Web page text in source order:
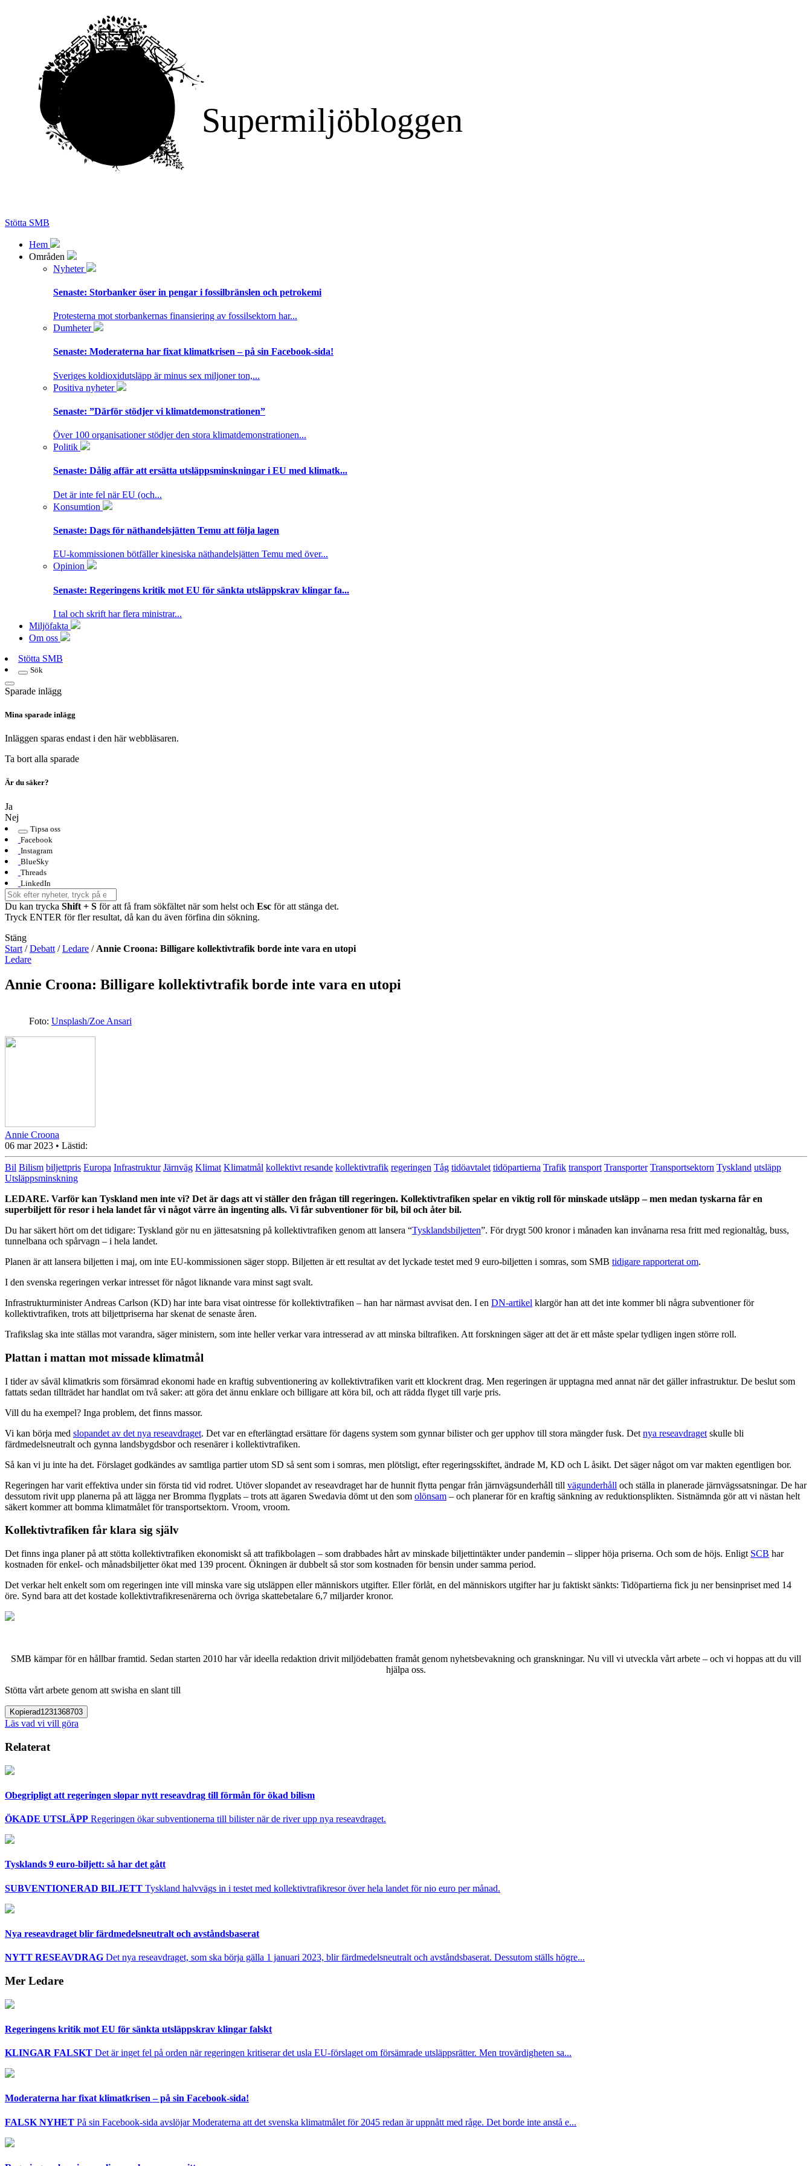
Supermiljöbloggen
Stötta SMB
Hem
Områden
Nyheter
Senaste: Storbanker öser in pengar i fossilbränslen och petrokemi
Protesterna mot storbankernas finansiering av fossilsektorn har...
Dumheter
Senaste: Moderaterna har fixat klimatkrisen – på sin Facebook-sida!
Sveriges koldioxidutsläpp är minus sex miljoner ton,...
Positiva nyheter
Senaste: ”Därför stödjer vi klimatdemonstrationen”
Över 100 organisationer stödjer den stora klimatdemonstrationen...
Politik
Senaste: Dålig affär att ersätta utsläppsminskningar i EU med klimatk...
Det är inte fel när EU (och...
Konsumtion
Senaste: Dags för näthandelsjätten Temu att följa lagen
EU-kommissionen bötfäller kinesiska näthandelsjätten Temu med över...
Opinion
Senaste: Regeringens kritik mot EU för sänkta utsläppskrav klingar fa...
I tal och skrift har flera ministrar...
Miljöfakta
Om oss
Stötta SMB
Sök
Sparade inlägg
Mina sparade inlägg
Inläggen sparas endast i den här webbläsaren.
Ta bort alla sparade
Är du säker?
Ja
Nej
Tipsa oss
Facebook
Instagram
BlueSky
Threads
LinkedIn
Du kan trycka Shift + S för att få fram sökfältet när som helst och Esc för att stänga det.
Tryck ENTER för fler resultat, då kan du även förfina din sökning.
Stäng
Start /Debatt /Ledare / Annie Croona: Billigare kollektivtrafik borde inte vara en utopi
Ledare
Annie Croona: Billigare kollektivtrafik borde inte vara en utopi
Foto: Unsplash/Zoe Ansari
Annie Croona
06 mar 2023 • Lästid:
Bil Bilism biljettpris Europa Infrastruktur Järnväg Klimat Klimatmål kollektivt resande kollektivtrafik regeringen Tåg tidöavtalet tidöpartierna Trafik transport Transporter Transportsektorn Tyskland utsläpp
Utsläppsminskning
LEDARE. Varför kan Tyskland men inte vi? Det är dags att vi ställer den frågan till regeringen. Kollektivtrafiken spelar en viktig roll för minskade utsläpp – men medan tyskarna får en
superbiljett för resor i hela landet får vi något värre än ingenting alls. Vi får subventioner för bil, bil och åter bil.
Du har säkert hört om det tidigare: Tyskland gör nu en jättesatsning på kollektivtrafiken genom att lansera “Tysklandsbiljetten”. För drygt 500 kronor i månaden kan invånarna resa fritt med regionaltåg, buss,
tunnelbana och spårvagn – i hela landet.
Planen är att lansera biljetten i maj, om inte EU-kommissionen säger stopp. Biljetten är ett resultat av det lyckade testet med 9 euro-biljetten i somras, som SMB tidigare rapporterat om.
I den svenska regeringen verkar intresset för något liknande vara minst sagt svalt.
Infrastrukturminister Andreas Carlson (KD) har inte bara visat ointresse för kollektivtrafiken – han har närmast avvisat den. I en DN-artikel klargör han att det inte kommer bli några subventioner för
kollektivtrafiken, trots att biljettpriserna har skenat de senaste åren.
Trafikslag ska inte ställas mot varandra, säger ministern, som inte heller verkar vara intresserad av att minska biltrafiken. Att forskningen säger att det är ett måste spelar tydligen ingen större roll.
Plattan i mattan mot missade klimatmål
I tider av såväl klimatkris som försämrad ekonomi hade en kraftig subventionering av kollektivtrafiken varit ett klockrent drag. Men regeringen är upptagna med annat när det gäller infrastruktur. De beslut som
fattats sedan tillträdet har handlat om två saker: att göra det ännu enklare och billigare att köra bil, och att rädda flyget till varje pris.
Vill du ha exempel? Inga problem, det finns massor.
Vi kan börja med slopandet av det nya reseavdraget. Det var en efterlängtad ersättare för dagens system som gynnar bilister och ger upphov till stora mängder fusk. Det nya reseavdraget skulle bli
färdmedelsneutralt och gynna landsbygdsbor och resenärer i kollektivtrafiken.
Så kan vi ju inte ha det. Förslaget godkändes av samtliga partier utom SD så sent som i somras, men plötsligt, efter regeringsskiftet, ändrade M, KD och L åsikt. Det säger något om var makten egentligen bor.
Regeringen har varit effektiva under sin första tid vid rodret. Utöver slopandet av reseavdraget har de hunnit flytta pengar från järnvägsunderhåll till vägunderhåll och ställa in planerade järnvägssatsningar. De har
dessutom rivit upp planerna på att lägga ner Bromma flygplats – trots att ägaren Swedavia dömt ut den som olönsam – och planerar för en kraftig sänkning av reduktionsplikten. Sistnämnda gör att vi nästan helt
säkert kommer att bomma klimatmålet för transportsektorn. Vroom, vroom.
Kollektivtrafiken får klara sig själv
Det finns inga planer på att stötta kollektivtrafiken ekonomiskt så att trafikbolagen – som drabbades hårt av minskade biljettintäkter under pandemin – slipper höja priserna. Och som de höjs. Enligt SCB har
kostnaden för enkel- och månadsbiljetter ökat med 139 procent. Ökningen är dubbelt så stor som kostnaden för bensin under samma period.
Det verkar helt enkelt som om regeringen inte vill minska vare sig utsläppen eller människors utgifter. Eller förlåt, en del människors utgifter har ju faktiskt sänkts: Tidöpartierna fick ju ner bensinpriset med 14
öre. Synd bara att det kostade kollektivtrafikresenärerna och övriga skattebetalare 6,7 miljarder kronor.
SMB kämpar för en hållbar framtid. Sedan starten 2010 har vår ideella redaktion drivit miljödebatten framåt genom nyhetsbevakning och granskningar. Nu vill vi utveckla vårt arbete – och vi hoppas att du vill
hjälpa oss.
Stötta vårt arbete genom att swisha en slant till
Kopierad1231368703
Läs vad vi vill göra
Relaterat
Obegripligt att regeringen slopar nytt reseavdrag till förmån för ökad bilism
ÖKADE UTSLÄPP Regeringen ökar subventionerna till bilister när de river upp nya reseavdraget.
Tysklands 9 euro-biljett: så har det gått
SUBVENTIONERAD BILJETT Tyskland halvvägs in i testet med kollektivtrafikresor över hela landet för nio euro per månad.
Nya reseavdraget blir färdmedelsneutralt och avståndsbaserat
NYTT RESEAVDRAG Det nya reseavdraget, som ska börja gälla 1 januari 2023, blir färdmedelsneutralt och avståndsbaserat. Dessutom ställs högre...
Mer Ledare
Regeringens kritik mot EU för sänkta utsläppskrav klingar falskt
KLINGAR FALSKT Det är inget fel på orden när regeringen kritiserar det usla EU-förslaget om försämrade utsläppsrätter. Men trovärdigheten sa...
Moderaterna har fixat klimatkrisen – på sin Facebook-sida!
FALSK NYHET På sin Facebook-sida avslöjar Moderaterna att det svenska klimatmålet för 2045 redan är uppnått med råge. Det borde inte anstå e...